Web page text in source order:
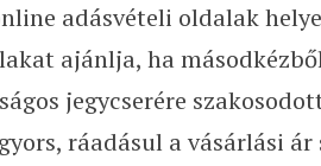
adásvételi oldalak
ajánlja, ha
jegycserére
ráadásul a vásárlási